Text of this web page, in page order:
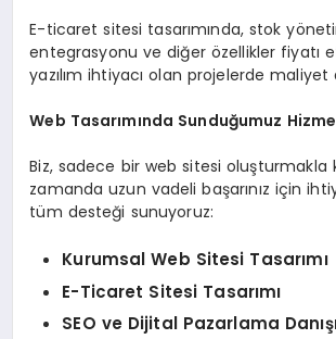
E-ticaret sitesi tasarımında, stok
entegrasyonu ve diğer özellikler fiyatı
yazılım ihtiyacı olan projelerde maliyet
Web Tasarımında Sunduğumuz
Biz, sadece bir web sitesi oluşturmakla
zamanda uzun vadeli başarınız için
tüm desteği sunuyoruz:
Kurumsal Web Sitesi Tasarımı
E-Ticaret Sitesi Tasarımı
SEO ve Dijital Pazarlama